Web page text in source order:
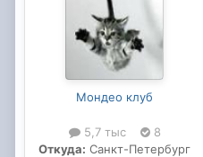
Мондео клуб
5,7 тыс
8
Откуда: Санкт-Петербург